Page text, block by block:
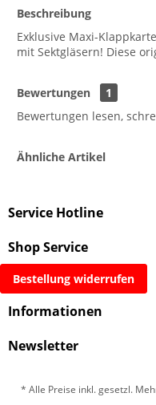
Beschreibung
Exklusive Maxi-
mit Sektgläsern! Diese
Bewertungen
1
Bewertungen lesen,
Ähnliche Artikel
Service Hotline
Shop Service
Bestellung widerrufen
Informationen
Newsletter
* Alle Preise inkl. gesetzl.